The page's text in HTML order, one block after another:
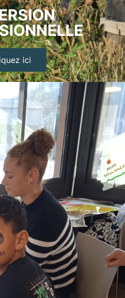
ici